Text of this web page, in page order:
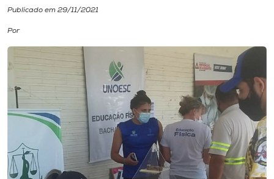
Biblioteca
Editora
Rádio
Publicado em 29/11/2021
Por